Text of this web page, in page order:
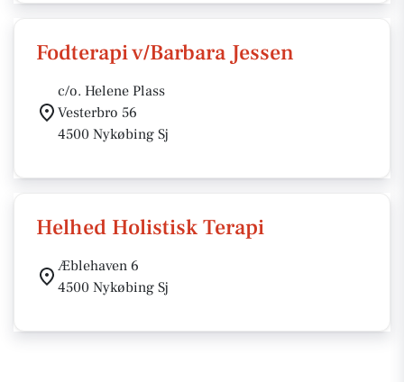
Fodterapi v/Barbara Jessen
c/o. Helene Plass
Vesterbro 56
4500 Nykøbing Sj
Helhed Holistisk Terapi
Æblehaven 6
4500 Nykøbing Sj